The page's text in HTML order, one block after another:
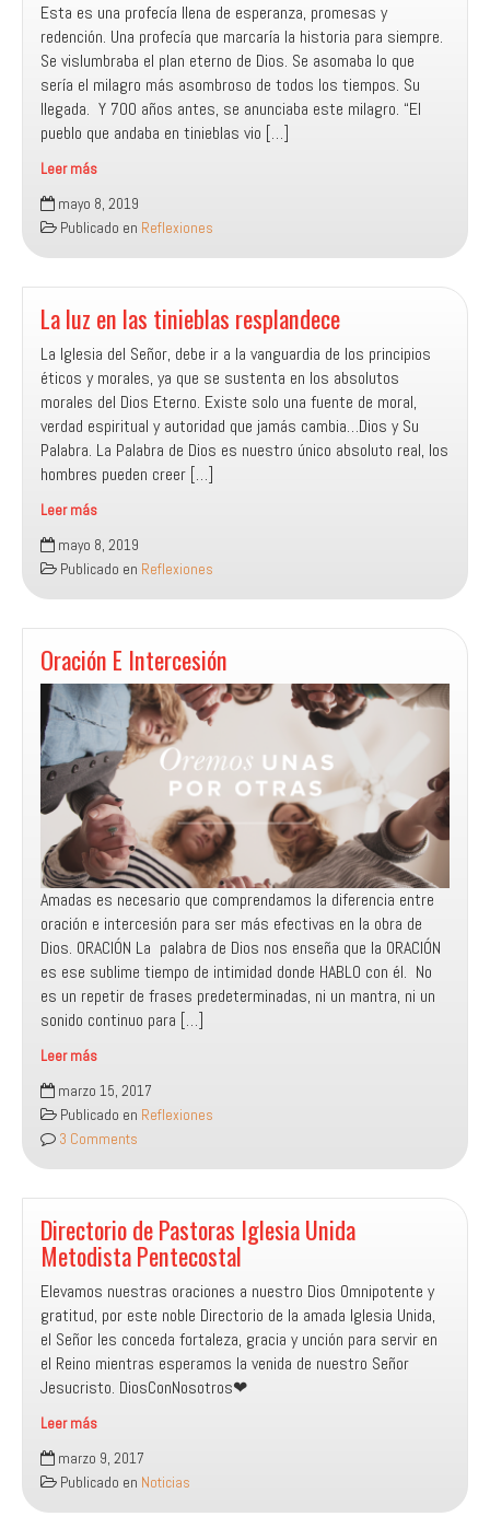
Esta es una profecía llena de esperanza, promesas y
redención. Una profecía que marcaría la historia para siempre.
Se vislumbraba el plan eterno de Dios. Se asomaba lo que
sería el milagro más asombroso de todos los tiempos. Su
llegada. Y 700 años antes, se anunciaba este milagro. “El
pueblo que andaba en tinieblas vio […]
Leer más
¡Un
niño
nos
es
nacido!
mayo 8, 2019
Publicado en Reflexiones
La luz en las tinieblas resplandece
La Iglesia del Señor, debe ir a la vanguardia de los principios
éticos y morales, ya que se sustenta en los absolutos
morales del Dios Eterno. Existe solo una fuente de moral,
verdad espiritual y autoridad que jamás cambia…Dios y Su
Palabra. La Palabra de Dios es nuestro único absoluto real, los
hombres pueden creer […]
Leer más
La
luz
en
las
tinieblas
resplandece
mayo 8, 2019
Publicado en Reflexiones
Oración E Intercesión
Amadas es necesario que comprendamos la diferencia entre
oración e intercesión para ser más efectivas en la obra de
Dios. ORACIÓN La palabra de Dios nos enseña que la ORACIÓN
es ese sublime tiempo de intimidad donde HABLO con él. No
es un repetir de frases predeterminadas, ni un mantra, ni un
sonido continuo para […]
Leer más
Oración
E
Intercesión
marzo 15, 2017
Publicado en Reflexiones
3 Comments
Directorio de Pastoras Iglesia Unida
Metodista Pentecostal
Elevamos nuestras oraciones a nuestro Dios Omnipotente y
gratitud, por este noble Directorio de la amada Iglesia Unida,
el Señor les conceda fortaleza, gracia y unción para servir en
el Reino mientras esperamos la venida de nuestro Señor
Jesucristo. DiosConNosotros❤
Leer más
Directorio
de
Pastoras
Iglesia
marzo 9, 2017
Publicado en Noticias